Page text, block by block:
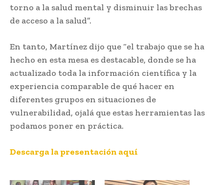
torno a la salud mental y disminuir las brechas
de acceso a la salud”.
En tanto, Martínez dijo que “el trabajo que se ha
hecho en esta mesa es destacable, donde se ha
actualizado toda la información científica y la
experiencia comparable de qué hacer en
diferentes grupos en situaciones de
vulnerabilidad, ojalá que estas herramientas las
podamos poner en práctica.
Descarga la presentación aquí